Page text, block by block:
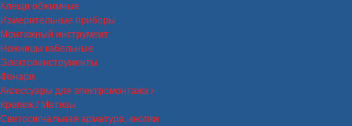
Клещи обжимные
Измерительные приборы
Монтажный инструмент
Ножницы кабельные
Электроинструменты
Фонари
Аксессуары для электромонтажа
Крепеж / Метизы
Светосигнальная арматура, кнопки